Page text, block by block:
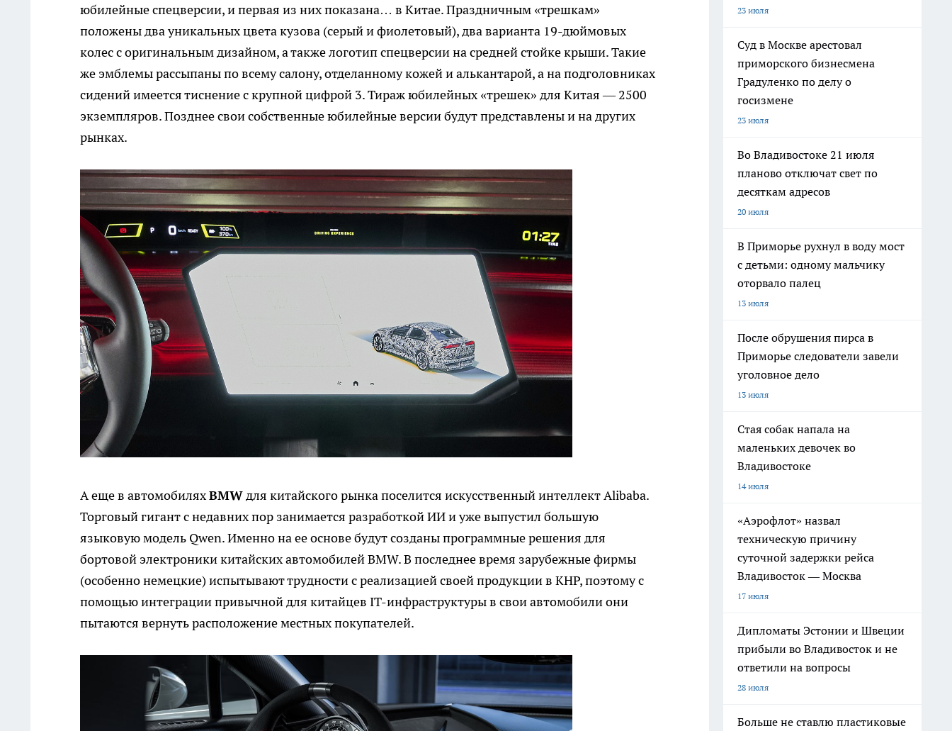
юбилейные спецверсии, и первая из них показана… в Китае. Праздничным «трешкам»
положены два уникальных цвета кузова (серый и фиолетовый), два варианта 19-дюймовых
колес с оригинальным дизайном, а также логотип спецверсии на средней стойке крыши. Такие
же эмблемы рассыпаны по всему салону, отделанному кожей и алькантарой, а на подголовниках
сидений имеется тиснение с крупной цифрой 3. Тираж юбилейных «трешек» для Китая — 2500
экземпляров. Позднее свои собственные юбилейные версии будут представлены и на других
рынках.
А еще в автомобиляхBMWдля китайского рынка поселится искусственный интеллект Alibaba.
Торговый гигант с недавних пор занимается разработкой ИИ и уже выпустил большую
языковую модель Qwen. Именно на ее основе будут созданы программные решения для
бортовой электроники китайских автомобилей BMW. В последнее время зарубежные фирмы
(особенно немецкие) испытывают трудности с реализацией своей продукции в КНР, поэтому с
помощью интеграции привычной для китайцев IT-инфраструктуры в свои автомобили они
пытаются вернуть расположение местных покупателей.
23 июля
Суд в Москве арестовал
приморского бизнесмена
Градуленко по делу о
госизмене
23 июля
Во Владивостоке 21 июля
планово отключат свет по
десяткам адресов
20 июля
В Приморье рухнул в воду мост
с детьми: одному мальчику
оторвало палец
13 июля
После обрушения пирса в
Приморье следователи завели
уголовное дело
13 июля
Стая собак напала на
маленьких девочек во
Владивостоке
14 июля
«Аэрофлот» назвал
техническую причину
суточной задержки рейса
Владивосток — Москва
17 июля
Дипломаты Эстонии и Швеции
прибыли во Владивосток и не
ответили на вопросы
28 июля
Больше не ставлю пластиковые